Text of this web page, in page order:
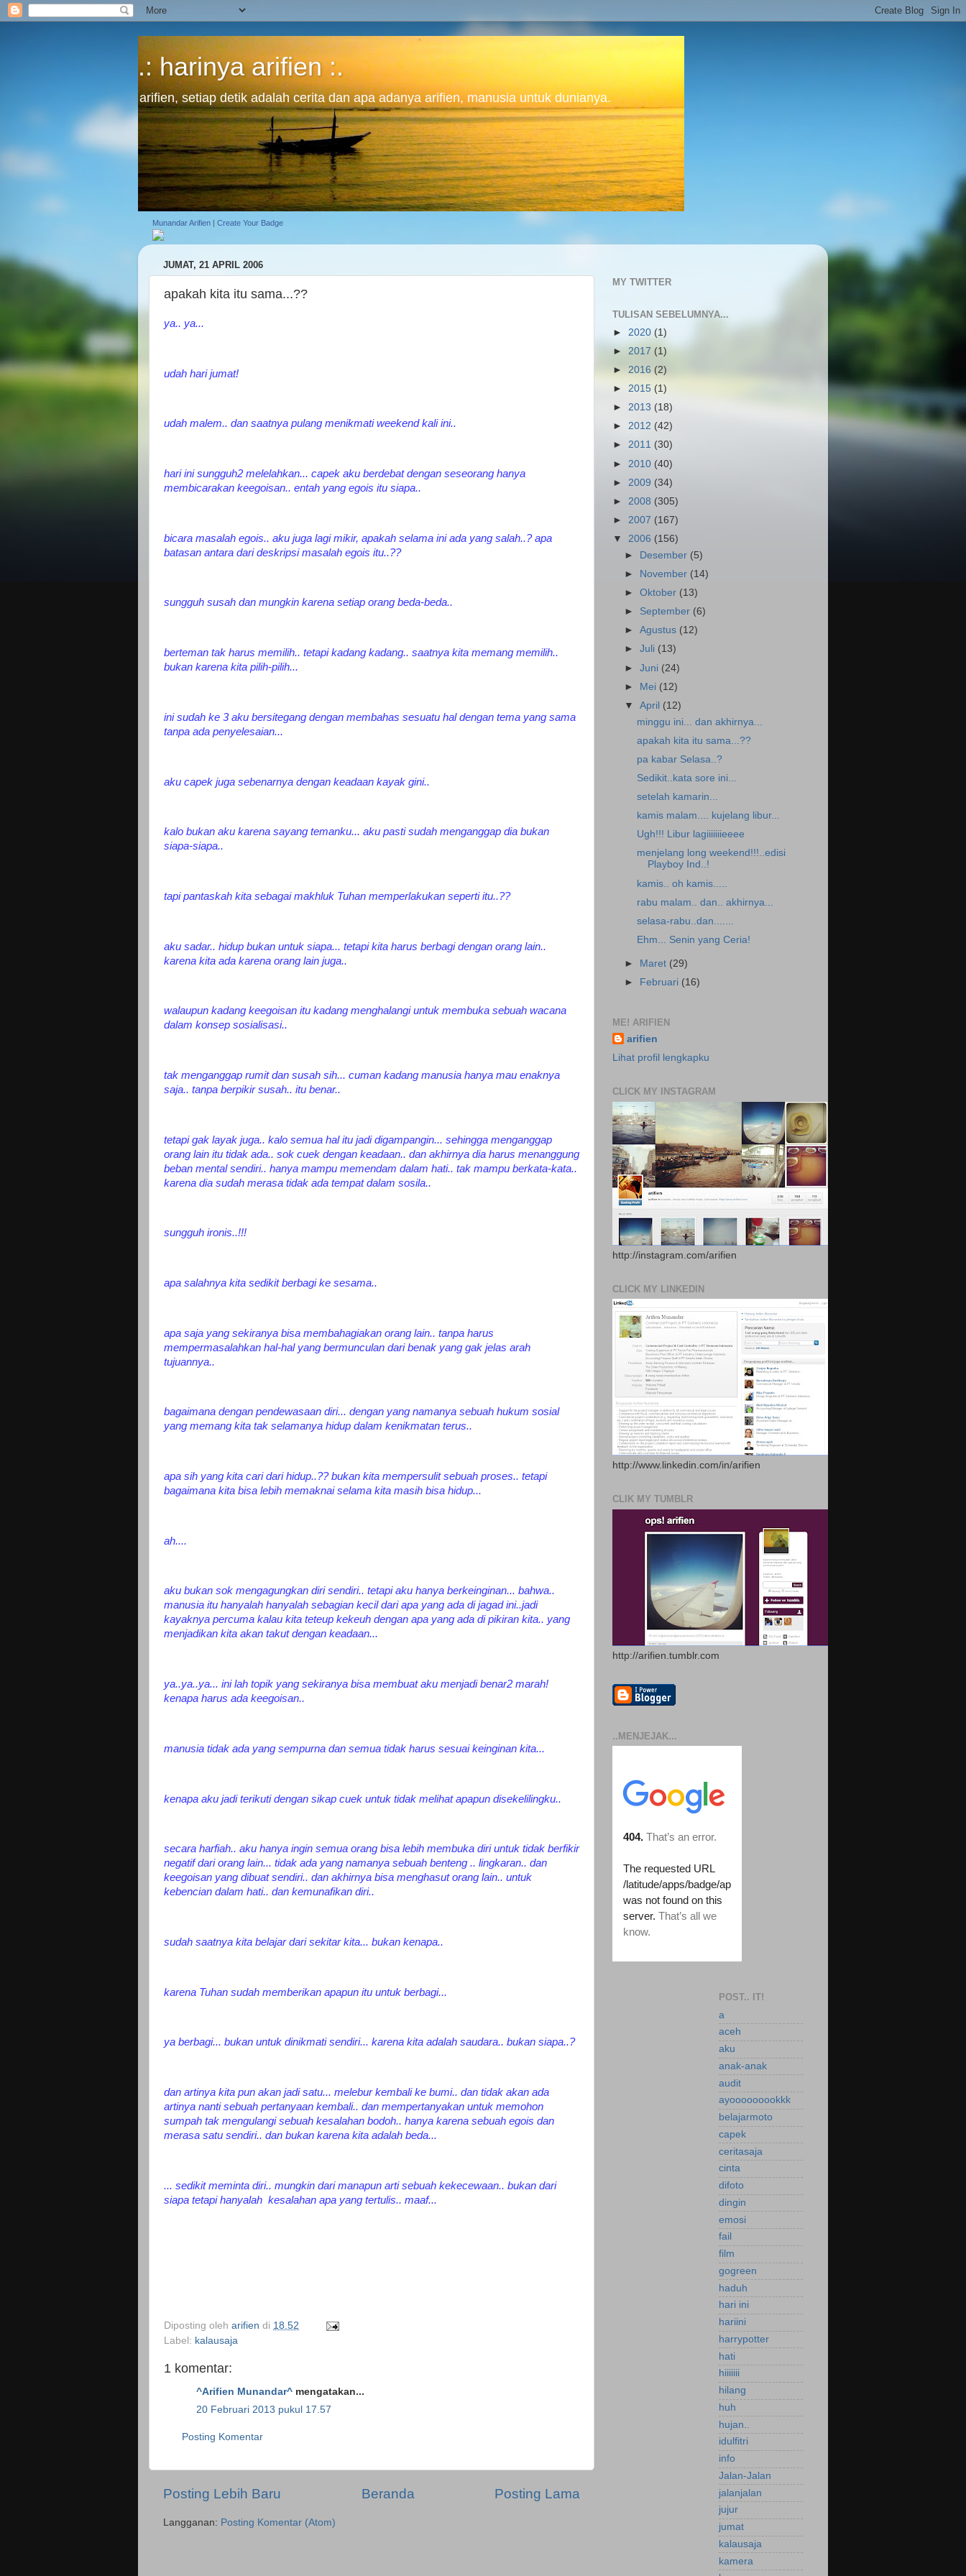
.: harinya arifien :.
arifien, setiap detik adalah cerita dan apa adanya arifien, manusia untuk dunianya.
Munandar Arifien | Create Your Badge
JUMAT, 21 APRIL 2006
apakah kita itu sama...??
ya.. ya...
udah hari jumat!
udah malem.. dan saatnya pulang menikmati weekend kali ini..
hari ini sungguh2 melelahkan... capek aku berdebat dengan seseorang hanya
membicarakan keegoisan.. entah yang egois itu siapa..
bicara masalah egois.. aku juga lagi mikir, apakah selama ini ada yang salah..? apa
batasan antara dari deskripsi masalah egois itu..??
sungguh susah dan mungkin karena setiap orang beda-beda..
berteman tak harus memilih.. tetapi kadang kadang.. saatnya kita memang memilih..
bukan karena kita pilih-pilih...
ini sudah ke 3 aku bersitegang dengan membahas sesuatu hal dengan tema yang sama
tanpa ada penyelesaian...
aku capek juga sebenarnya dengan keadaan kayak gini..
kalo bukan aku karena sayang temanku... aku pasti sudah menganggap dia bukan
siapa-siapa..
tapi pantaskah kita sebagai makhluk Tuhan memperlakukan seperti itu..??
aku sadar.. hidup bukan untuk siapa... tetapi kita harus berbagi dengan orang lain..
karena kita ada karena orang lain juga..
walaupun kadang keegoisan itu kadang menghalangi untuk membuka sebuah wacana
dalam konsep sosialisasi..
tak menganggap rumit dan susah sih... cuman kadang manusia hanya mau enaknya
saja.. tanpa berpikir susah.. itu benar..
tetapi gak layak juga.. kalo semua hal itu jadi digampangin... sehingga menganggap
orang lain itu tidak ada.. sok cuek dengan keadaan.. dan akhirnya dia harus menanggung
beban mental sendiri.. hanya mampu memendam dalam hati.. tak mampu berkata-kata..
karena dia sudah merasa tidak ada tempat dalam sosila..
sungguh ironis..!!!
apa salahnya kita sedikit berbagi ke sesama..
apa saja yang sekiranya bisa membahagiakan orang lain.. tanpa harus
mempermasalahkan hal-hal yang bermunculan dari benak yang gak jelas arah
tujuannya..
bagaimana dengan pendewasaan diri... dengan yang namanya sebuah hukum sosial
yang memang kita tak selamanya hidup dalam kenikmatan terus..
apa sih yang kita cari dari hidup..?? bukan kita mempersulit sebuah proses.. tetapi
bagaimana kita bisa lebih memaknai selama kita masih bisa hidup...
ah....
aku bukan sok mengagungkan diri sendiri.. tetapi aku hanya berkeinginan... bahwa..
manusia itu hanyalah hanyalah sebagian kecil dari apa yang ada di jagad ini..jadi
kayaknya percuma kalau kita teteup kekeuh dengan apa yang ada di pikiran kita.. yang
menjadikan kita akan takut dengan keadaan...
ya..ya..ya... ini lah topik yang sekiranya bisa membuat aku menjadi benar2 marah!
kenapa harus ada keegoisan..
manusia tidak ada yang sempurna dan semua tidak harus sesuai keinginan kita...
kenapa aku jadi terikuti dengan sikap cuek untuk tidak melihat apapun disekelilingku..
secara harfiah.. aku hanya ingin semua orang bisa lebih membuka diri untuk tidak berfikir
negatif dari orang lain... tidak ada yang namanya sebuah benteng .. lingkaran.. dan
keegoisan yang dibuat sendiri.. dan akhirnya bisa menghasut orang lain.. untuk
kebencian dalam hati.. dan kemunafikan diri..
sudah saatnya kita belajar dari sekitar kita... bukan kenapa..
karena Tuhan sudah memberikan apapun itu untuk berbagi...
ya berbagi... bukan untuk dinikmati sendiri... karena kita adalah saudara.. bukan siapa..?
dan artinya kita pun akan jadi satu... melebur kembali ke bumi.. dan tidak akan ada
artinya nanti sebuah pertanyaan kembali.. dan mempertanyakan untuk memohon
sumpah tak mengulangi sebuah kesalahan bodoh.. hanya karena sebuah egois dan
merasa satu sendiri.. dan bukan karena kita adalah beda...
... sedikit meminta diri.. mungkin dari manapun arti sebuah kekecewaan.. bukan dari
siapa tetapi hanyalah kesalahan apa yang tertulis.. maaf...
Diposting oleh arifien di 18.52
Label: kalausaja
1 komentar:
^Arifien Munandar^ mengatakan...
20 Februari 2013 pukul 17.57
Posting Komentar
Posting Lebih Baru Posting Lama
Beranda
Langganan: Posting Komentar (Atom)
MY TWITTER
TULISAN SEBELUMNYA...
► 2020 (1)
► 2017 (1)
► 2016 (2)
► 2015 (1)
► 2013 (18)
► 2012 (42)
► 2011 (30)
► 2010 (40)
► 2009 (34)
► 2008 (305)
► 2007 (167)
▼ 2006 (156)
►
Desember (5)
►
November (14)
►Oktober (13)
► September (6)
►Agustus (12)
►Juli (13)
►Juni (24)
► Mei (12)
▼April (12)
minggu ini... dan akhirnya...
apakah kita itu sama...??
pa kabar Selasa..?
Sedikit..kata sore ini...
setelah kamarin...
kamis malam.... kujelang libur...
Ugh!!! Libur lagiiiiiiieeee
menjelang long weekend!!!..edisi
Playboy Ind..!
kamis.. oh kamis.....
rabu malam.. dan.. akhirnya...
selasa-rabu..dan.......
Ehm... Senin yang Ceria!
► Maret (29)
►
Februari (16)
ME! ARIFIEN
arifien
Lihat profil lengkapku
CLICK MY INSTAGRAM
http://instagram.com/arifien
CLICK MY LINKEDIN
http://www.linkedin.com/in/arifien
CLIK MY TUMBLR
http://arifien.tumblr.com
..MENJEJAK...
POST.. IT!
a
aceh
aku
anak-anak
audit
ayooooooookkk
belajarmoto
capek
ceritasaja
cinta
difoto
dingin
emosi
fail
film
gogreen
haduh
hari ini
hariini
harrypotter
hati
hiiiiiii
hilang
huh
hujan..
idulfitri
info
Jalan-Jalan
jalanjalan
jujur
jumat
kalausaja
kamera